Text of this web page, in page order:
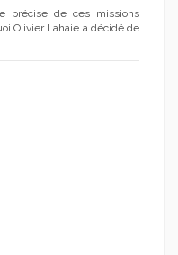
précise de ces missions
Olivier Lahaie a décidé de